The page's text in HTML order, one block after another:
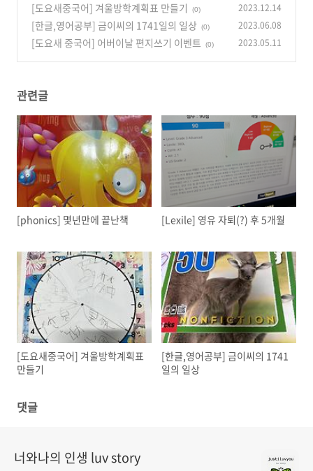
[도요새중국어] 겨울방학계획표 만들기 (0) 2023.12.14
[한글,영어공부] 금이씨의 1741일의 일상 (0) 2023.06.08
[도요새 중국어] 어버이날 편지쓰기 이벤트 (0) 2023.05.11
관련글
[phonics] 몇년만에 끝난책 [Lexile] 영유 자퇴(?) 후 5개월
[도요새중국어] 겨울방학계획표
만들기
[한글,영어공부] 금이씨의 1741
일의 일상
댓글
너와나의 인생 luv story